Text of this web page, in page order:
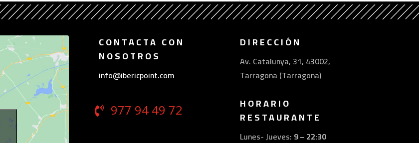
CONTACTA CON
NOSOTROS
info@ibericpoint.com
977 94 49 72
DIRECCIÓN
Av. Catalunya, 31, 43002,
Tarragona (Tarragona)
HORARIO
RESTAURANTE
Lunes- Jueves: 9 – 22:30